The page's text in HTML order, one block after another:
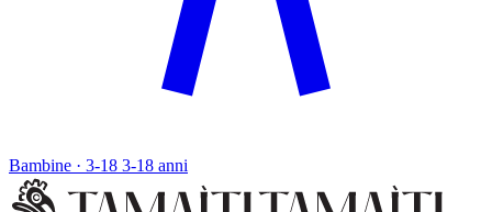
Bambine · 3-18 3-18 anni